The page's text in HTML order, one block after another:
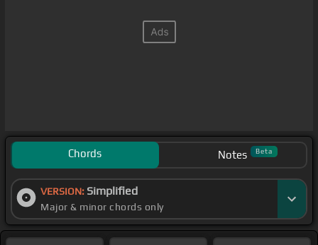
Chords Notes Beta
VERSION: Simplified
Major & minor chords only